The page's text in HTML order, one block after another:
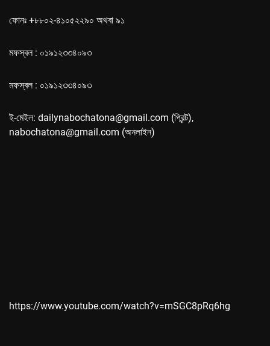
ফোনঃ +৮৮০২-৪১০৫২২৯০ অথবা ৯১
মফস্বল : ০১৯১২৩৩৪০৯৩
মফস্বল : ০১৯১২৩৩৪০৯৩
ই-মেইল: dailynabochatona@gmail.com (প্রিন্ট),
nabochatona@gmail.com (অনলাইন)
https://www.youtube.com/watch?v=mSGC8pRq6hg